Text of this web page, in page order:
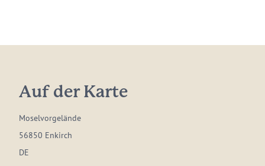
Auf der Karte
Moselvorgelände
56850 Enkirch
DE